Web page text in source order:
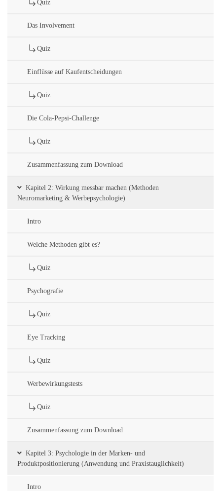
Quiz
Das Involvement
Quiz
Einflüsse auf Kaufentscheidungen
Quiz
Die Cola-Pepsi-Challenge
Quiz
Zusammenfassung zum Download
Kapitel 2: Wirkung messbar machen (Methoden
Neuromarketing & Werbepsychologie)
Intro
Welche Methoden gibt es?
Quiz
Psychografie
Quiz
Eye Tracking
Quiz
Werbewirkungstests
Quiz
Zusammenfassung zum Download
Kapitel 3: Psychologie in der Marken- und
Produktpositionierung (Anwendung und Praxistauglichkeit)
Intro